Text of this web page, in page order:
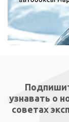
узнавать о
советах